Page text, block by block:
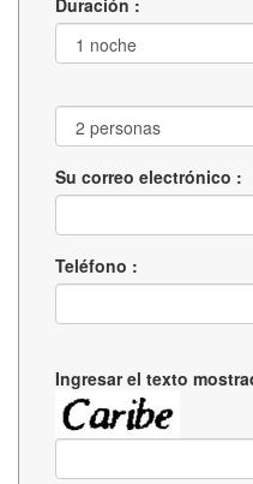
Duración :
Su correo electrónico :
Teléfono :
Ingresar el texto